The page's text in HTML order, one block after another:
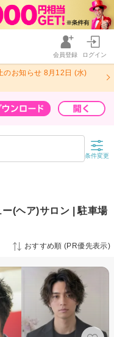
会員登録 ログイン
のお知らせ 8月12日 (水)
条件変更
(ヘア)サロン | 駐車場
おすすめ順 (PR優先表示)